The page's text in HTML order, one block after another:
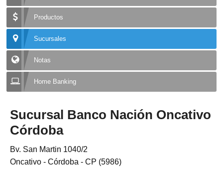
Productos
Sucursales
Notas
Home Banking
Sucursal Banco Nación Oncativo
Córdoba
Bv. San Martin 1040/2
Oncativo - Córdoba - CP (5986)